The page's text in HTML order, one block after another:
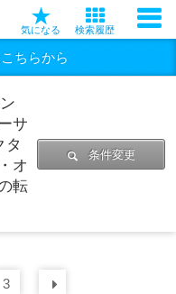
気になる 検索履歴
ちらから
サ
タ
オ
転
条件変更
3